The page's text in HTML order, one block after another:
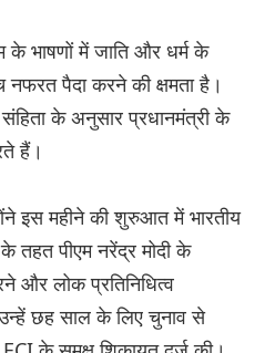
के भाषणों में जाति और धर्म के
पैदा करने की क्षमता है।
के अनुसार प्रधानमंत्री के
हैं।
इस महीने की शुरुआत में भारतीय
तहत पीएम नरेंद्र मोदी के
लोक प्रतिनिधित्व
छह साल के लिए चुनाव से